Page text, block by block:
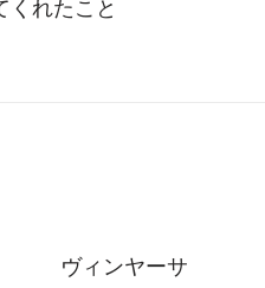
くれたこと
ヴィンヤーサ